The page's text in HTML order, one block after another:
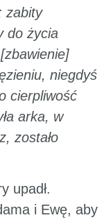
zabity
do życia
niegdyś
cierpliwość
arka, w
zostało
upadł.
i Ewę, aby